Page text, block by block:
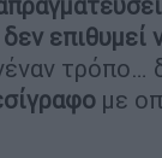
δεν επιθυμεί
τρόπο…
με